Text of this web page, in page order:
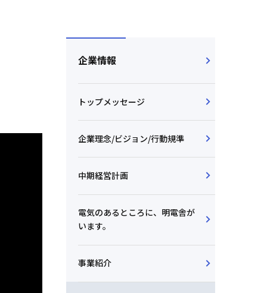
企業情報
トップメッセージ
企業理念/ビジョン/行動規準
中期経営計画
電気のあるところに、明電舎が
います。
事業紹介